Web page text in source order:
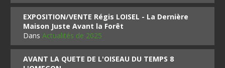
EXPOSITION/VENTE Régis LOISEL - La Dernière
Maison Juste Avant la Forêt
DansActualités de 2025
AVANT LA QUETE DE L'OISEAU DU TEMPS 8